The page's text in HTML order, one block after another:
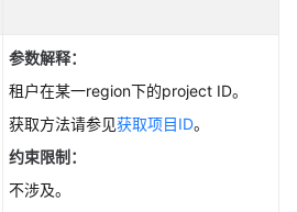
参数解释：
租户在某一region下的project ID。
获取方法请参见获取项目ID。
约束限制：
不涉及。